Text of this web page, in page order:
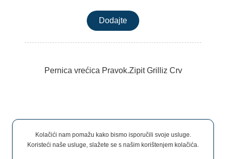
Pernica vrećica Pravok.Zipit Grilliz Crv
Kolačići nam pomažu kako bismo isporučili svoje usluge.
Koristeći naše usluge, slažete se s našim korištenjem kolačića.